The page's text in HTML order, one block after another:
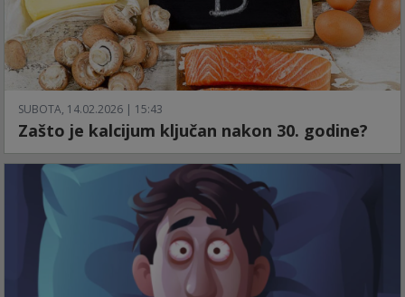
SUBOTA, 14.02.2026 | 15:43
Zašto je kalcijum ključan nakon 30. godine?